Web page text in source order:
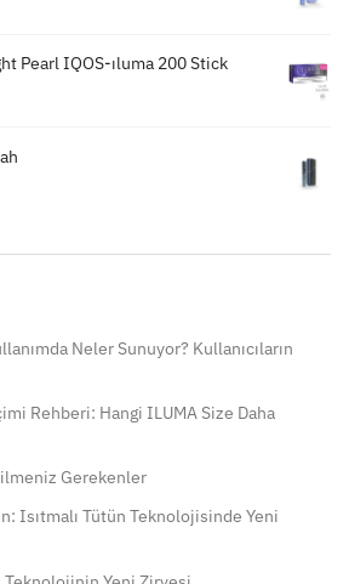
Pearl IQOS-ıluma 200 Stick
Neler Sunuyor? Kullanıcıların
Rehberi: Hangi ILUMA Size Daha
Gerekenler
Isıtmalı Tütün Teknolojisinde Yeni